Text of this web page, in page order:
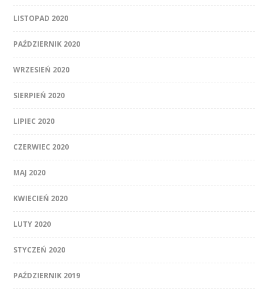
LISTOPAD 2020
PAŹDZIERNIK 2020
WRZESIEŃ 2020
SIERPIEŃ 2020
LIPIEC 2020
CZERWIEC 2020
MAJ 2020
KWIECIEŃ 2020
LUTY 2020
STYCZEŃ 2020
PAŹDZIERNIK 2019